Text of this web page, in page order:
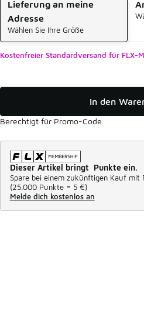
Lieferung an meine
Adresse
Wählen Sie Ihre Größe
Kostenfreier Standardversand für FLX-
In den
Berechtigt für Promo-Code
Dieser Artikel bringt Punkte ein.
Spare bei einem zukünftigen Kauf mit
(25.000 Punkte = 5 €)
Melde dich kostenlos an